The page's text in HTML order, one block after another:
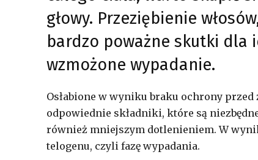
głowy. Przeziębienie
bardzo poważne skutki dla
wzmożone wypadanie.
Osłabione w wyniku braku ochrony
odpowiednie składniki, które są
również mniejszym dotlenieniem. W
telogenu, czyli fazę wypadania.